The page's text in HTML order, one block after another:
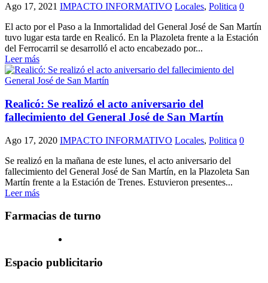
Ago 17, 2021 IMPACTO INFORMATIVO Locales, Politica 0
El acto por el Paso a la Inmortalidad del General José de San Martín
tuvo lugar esta tarde en Realicó. En la Plazoleta frente a la Estación
del Ferrocarril se desarrolló el acto encabezado por...
Leer más
Realicó: Se realizó el acto aniversario del
fallecimiento del General José de San Martín
Ago 17, 2020 IMPACTO INFORMATIVO Locales, Politica 0
Se realizó en la mañana de este lunes, el acto aniversario del
fallecimiento del General José de San Martín, en la Plazoleta San
Martín frente a la Estación de Trenes. Estuvieron presentes...
Leer más
Farmacias de turno
Espacio publicitario